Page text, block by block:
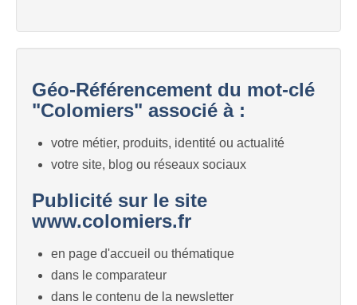
Géo-Référencement du mot-clé
"Colomiers" associé à :
votre métier, produits, identité ou actualité
votre site, blog ou réseaux sociaux
Publicité sur le site
www.colomiers.fr
en page d'accueil ou thématique
dans le comparateur
dans le contenu de la newsletter